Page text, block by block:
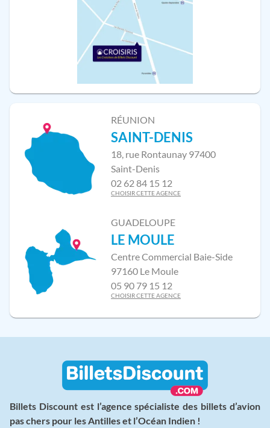
RÉUNION
SAINT-DENIS
18, rue Rontaunay 97400
Saint-Denis
02 62 84 15 12
CHOISIR CETTE AGENCE
GUADELOUPE
LE MOULE
Centre Commercial Baie-Side
97160 Le Moule
05 90 79 15 12
CHOISIR CETTE AGENCE
Billets Discount est l’agence spécialiste des billets d’avion
pas chers pour les Antilles et l’Océan Indien !